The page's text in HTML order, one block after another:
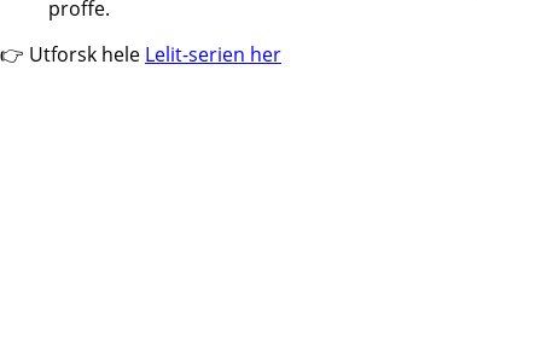
proffe.
👉 Utforsk hele Lelit-serien her